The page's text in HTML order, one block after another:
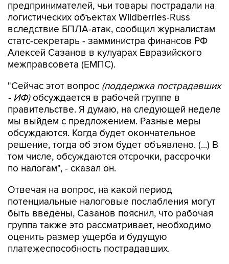
предпринимателей, чьи товары пострадали на
логистических объектах Wildberries-Russ
вследствие БПЛА-атак, сообщил журналистам
статс-секретарь - замминистра финансов РФ
Алексей Сазанов в кулуарах Евразийского
межправсовета (ЕМПС).
"Сейчас этот вопрос (поддержка пострадавших
- ИФ)обсуждается в рабочей группе в
правительстве. Я думаю, на следующей неделе
мы выйдем с предложением. Разные меры
обсуждаются. Когда будет окончательное
решение, тогда об этом будет объявлено. (...) В
том числе, обсуждаются отсрочки, рассрочки
по налогам", - сказал он.
Отвечая на вопрос, на какой период
потенциальные налоговые послабления могут
быть введены, Сазанов пояснил, что рабочая
группа также это рассматривает, необходимо
оценить размер ущерба и будущую
платежеспособность пострадавших.